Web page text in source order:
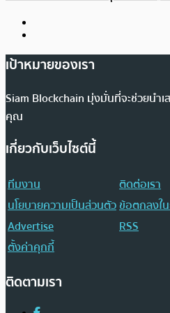
เป้าหมายของเรา
Siam Blockchain มุ่งมั่นที่จะช่วยนำ
คุณ
เกี่ยวกับเว็บไซต์นี้
ทีมงาน
ติดต่อเรา
นโยบายความเป็นส่วนตัวข้อตกลงใ
Advertise
RSS
ตั้งค่าคุกกี้
ติดตามเรา